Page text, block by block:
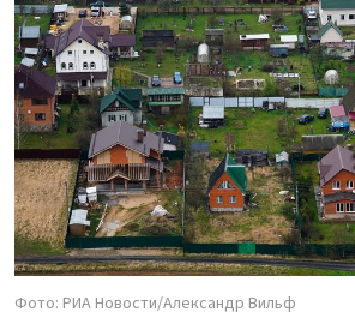
Фото: РИА Новости/Александр Вильф